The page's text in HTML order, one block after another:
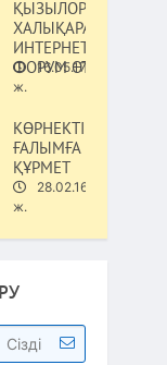
ҚЫЗЫЛОРДАДА
ХАЛЫҚАРАЛЫҚ
ИНТЕРНЕТ-
ФОРУМ ӨТЕДІ
16.05.17
ж.
КӨРНЕКТІ
ҒАЛЫМҒА
ҚҰРМЕТ
28.02.16
ж.